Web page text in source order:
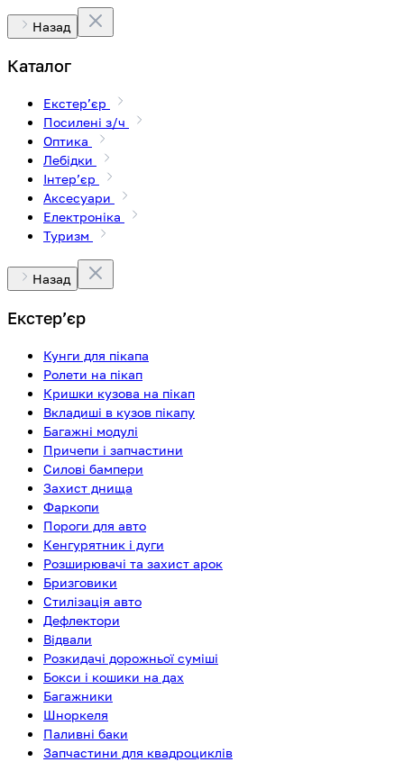
Назад
Каталог
Екстерʼєр
Посилені з/ч
Оптика
Лебідки
Інтерʼєр
Аксесуари
Електроніка
Туризм
Назад
Екстерʼєр
Кунги для пікапа
Ролети на пікап
Кришки кузова на пікап
Вкладиші в кузов пікапу
Багажні модулі
Причепи і запчастини
Силові бампери
Захист днища
Фаркопи
Пороги для авто
Кенгурятник і дуги
Розширювачі та захист арок
Бризговики
Стилізація авто
Дефлектори
Відвали
Розкидачі дорожньої суміші
Бокси і кошики на дах
Багажники
Шноркеля
Паливні баки
Запчастини для квадроциклів